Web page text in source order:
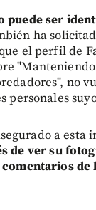
puede ser
ha
el perfil de
no
personales
a esta
de ver su
de